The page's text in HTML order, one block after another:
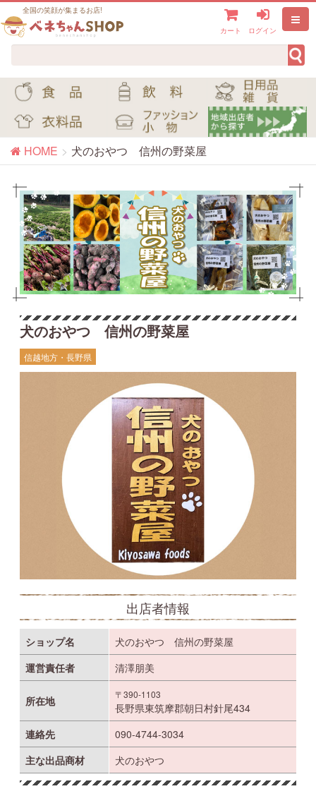
全国の笑顔が集まるお店!
カート ログイン
HOME 犬のおやつ 信州の野菜屋
犬のおやつ 信州の野菜屋
信越地方・長野県
出店者情報
ショップ名
犬のおやつ 信州の野菜屋
運営責任者
清澤朋美
所在地 〒390-1103
長野県東筑摩郡朝日村針尾434
連絡先
090-4744-3034
主な出品商材
犬のおやつ